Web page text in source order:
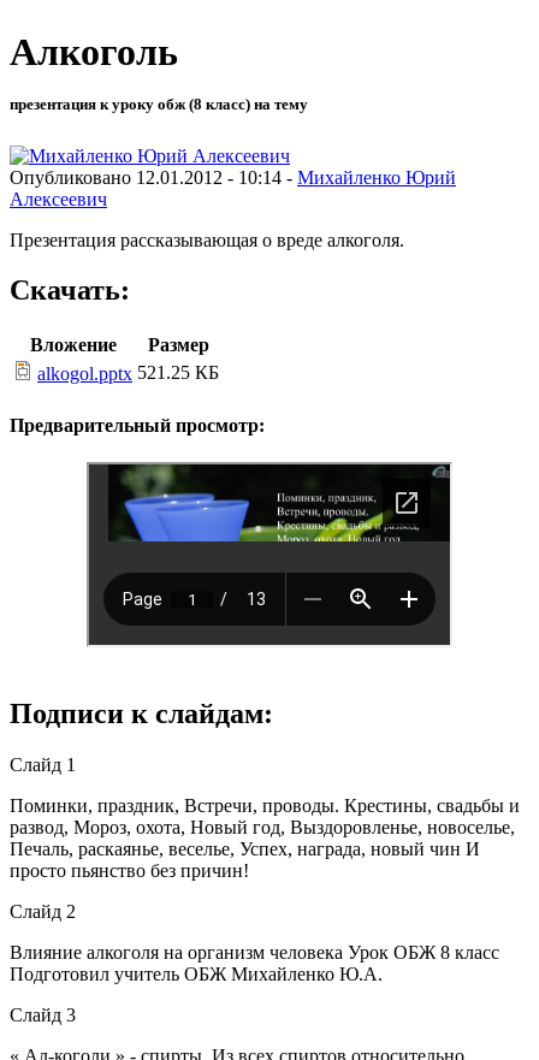
Алкоголь
презентация к уроку обж (8 класс) на тему
Опубликовано 12.01.2012 - 10:14 - Михайленко Юрий
Алексеевич
Презентация рассказывающая о вреде алкоголя.
Скачать:
Вложение
Размер
alkogol.pptx 521.25 КБ
Предварительный просмотр:
Подписи к слайдам:
Слайд 1
Поминки, праздник, Встречи, проводы. Крестины, свадьбы и
развод, Мороз, охота, Новый год, Выздоровленье, новоселье,
Печаль, раскаянье, веселье, Успех, награда, новый чин И
просто пьянство без причин!
Слайд 2
Влияние алкоголя на организм человека Урок ОБЖ 8 класс
Подготовил учитель ОБЖ Михайленко Ю.А.
Слайд 3
« Ал-коголи » - спирты. Из всех спиртов относительно